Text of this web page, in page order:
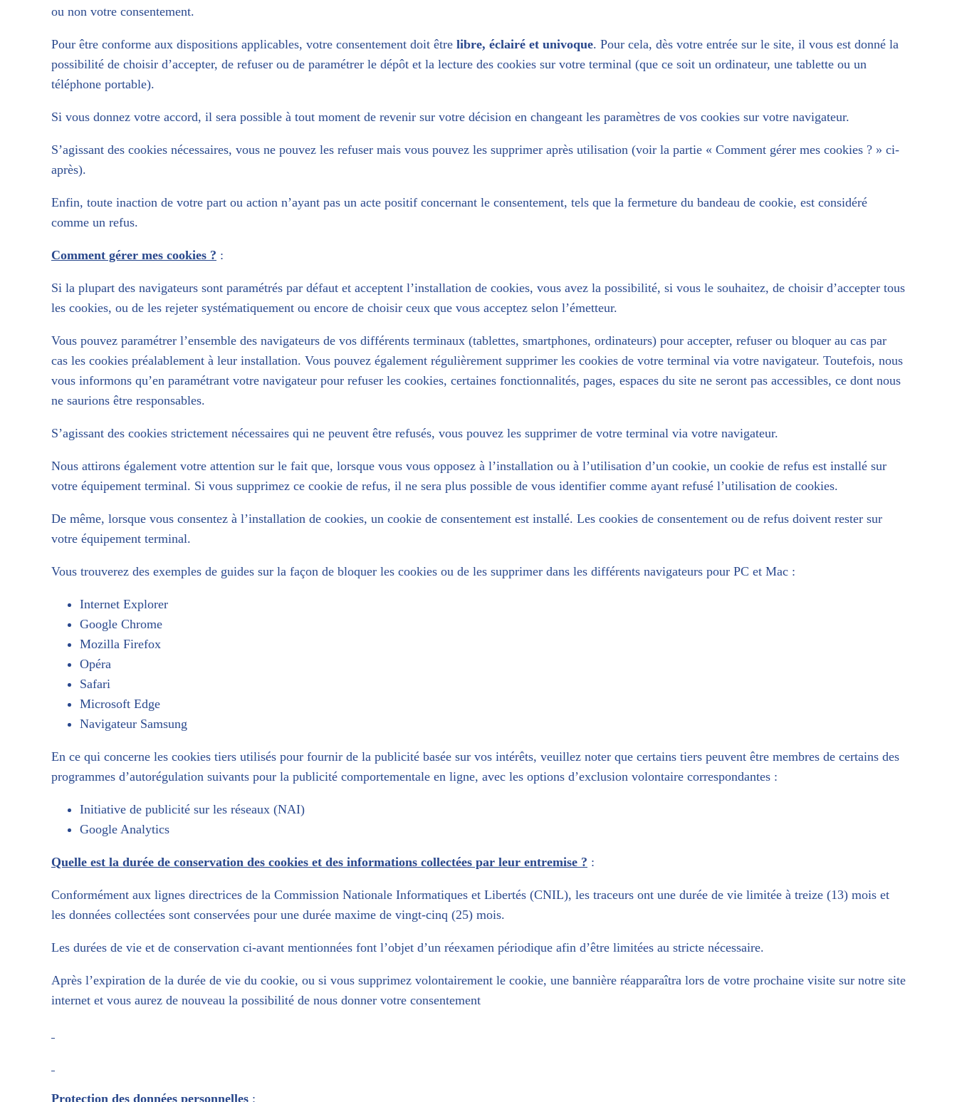
ou non votre consentement.
Pour être conforme aux dispositions applicables, votre consentement doit être libre, éclairé et univoque. Pour cela, dès votre entrée sur le site, il vous est donné la
possibilité de choisir d’accepter, de refuser ou de paramétrer le dépôt et la lecture des cookies sur votre terminal (que ce soit un ordinateur, une tablette ou un
téléphone portable).
Si vous donnez votre accord, il sera possible à tout moment de revenir sur votre décision en changeant les paramètres de vos cookies sur votre navigateur.
S’agissant des cookies nécessaires, vous ne pouvez les refuser mais vous pouvez les supprimer après utilisation (voir la partie « Comment gérer mes cookies ? » ci-
après).
Enfin, toute inaction de votre part ou action n’ayant pas un acte positif concernant le consentement, tels que la fermeture du bandeau de cookie, est considéré
comme un refus.
Comment gérer mes cookies ? :
Si la plupart des navigateurs sont paramétrés par défaut et acceptent l’installation de cookies, vous avez la possibilité, si vous le souhaitez, de choisir d’accepter tous
les cookies, ou de les rejeter systématiquement ou encore de choisir ceux que vous acceptez selon l’émetteur.
Vous pouvez paramétrer l’ensemble des navigateurs de vos différents terminaux (tablettes, smartphones, ordinateurs) pour accepter, refuser ou bloquer au cas par
cas les cookies préalablement à leur installation. Vous pouvez également régulièrement supprimer les cookies de votre terminal via votre navigateur. Toutefois, nous
vous informons qu’en paramétrant votre navigateur pour refuser les cookies, certaines fonctionnalités, pages, espaces du site ne seront pas accessibles, ce dont nous
ne saurions être responsables.
S’agissant des cookies strictement nécessaires qui ne peuvent être refusés, vous pouvez les supprimer de votre terminal via votre navigateur.
Nous attirons également votre attention sur le fait que, lorsque vous vous opposez à l’installation ou à l’utilisation d’un cookie, un cookie de refus est installé sur
votre équipement terminal. Si vous supprimez ce cookie de refus, il ne sera plus possible de vous identifier comme ayant refusé l’utilisation de cookies.
De même, lorsque vous consentez à l’installation de cookies, un cookie de consentement est installé. Les cookies de consentement ou de refus doivent rester sur
votre équipement terminal.
Vous trouverez des exemples de guides sur la façon de bloquer les cookies ou de les supprimer dans les différents navigateurs pour PC et Mac :
Internet Explorer
Google Chrome
Mozilla Firefox
Opéra
Safari
Microsoft Edge
Navigateur Samsung
En ce qui concerne les cookies tiers utilisés pour fournir de la publicité basée sur vos intérêts, veuillez noter que certains tiers peuvent être membres de certains des
programmes d’autorégulation suivants pour la publicité comportementale en ligne, avec les options d’exclusion volontaire correspondantes :
Initiative de publicité sur les réseaux (NAI)
Google Analytics
Quelle est la durée de conservation des cookies et des informations collectées par leur entremise ? :
Conformément aux lignes directrices de la Commission Nationale Informatiques et Libertés (CNIL), les traceurs ont une durée de vie limitée à treize (13) mois et
les données collectées sont conservées pour une durée maxime de vingt-cinq (25) mois.
Les durées de vie et de conservation ci-avant mentionnées font l’objet d’un réexamen périodique afin d’être limitées au stricte nécessaire.
Après l’expiration de la durée de vie du cookie, ou si vous supprimez volontairement le cookie, une bannière réapparaîtra lors de votre prochaine visite sur notre site
internet et vous aurez de nouveau la possibilité de nous donner votre consentement
Protection des données personnelles :